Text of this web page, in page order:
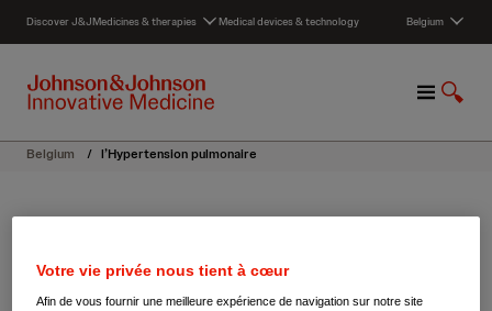
c
Discover J&JMedicines & therapies Medical devices & technology Belgium
M
n
S
o
e
Belgium / l’Hypertension pulmonaire
27 novembre 2020 Partager
Votre vie privée nous tient à cœur
Afin de vous fournir une meilleure expérience de navigation sur notre site